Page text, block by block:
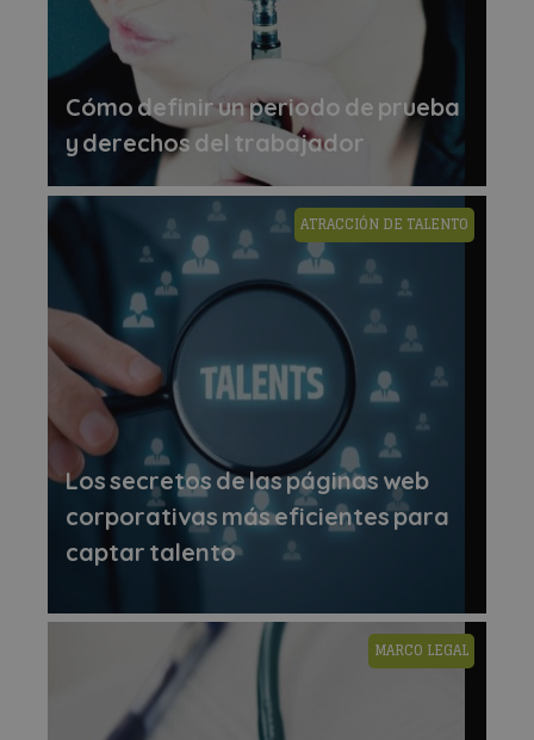
Cómo definir un periodo de prueba
y derechos del trabajador
Los secretos de las páginas web
corporativas más eficientes para
captar talento
ATRACCIÓN DE TALENTO
MARCO LEGAL